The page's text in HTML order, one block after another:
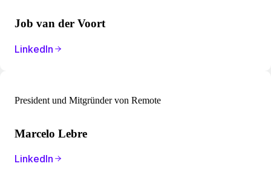
Job van der Voort
LinkedIn
President und Mitgründer von Remote
Marcelo Lebre
LinkedIn